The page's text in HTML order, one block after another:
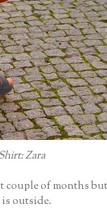
Zara
of months
outside.